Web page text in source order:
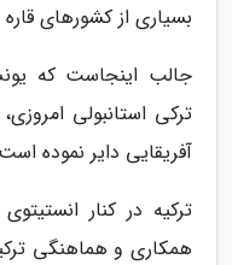
بسیاری از کشورهای
جالب اینجاست که
ترکی استانبولی
آفریقایی دایر نموده
ترکیه در کنار